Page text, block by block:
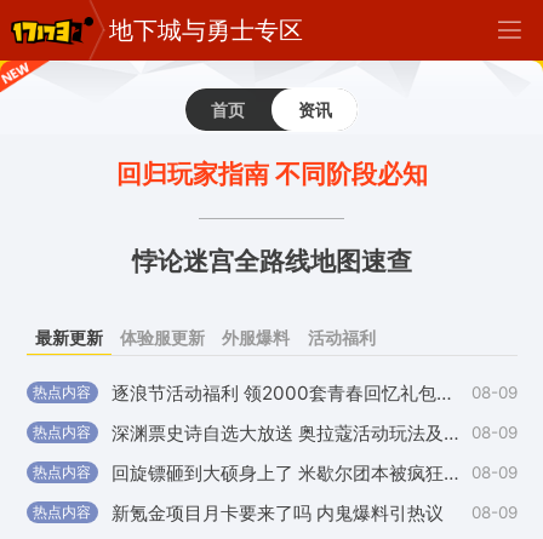
地下城与勇士专区
首页 资讯
回归玩家指南 不同阶段必知
悖论迷宫全路线地图速查
最新更新 体验服更新 外服爆料 活动福利
热点内容 逐浪节活动福利 领2000套青春回忆礼包助力金 08-09
热点内容 深渊票史诗自选大放送 奥拉蔻活动玩法及奖励汇总 08-09
热点内容 回旋镖砸到大硕身上了 米歇尔团本被疯狂劝退 08-09
热点内容 新氪金项目月卡要来了吗 内鬼爆料引热议 08-09